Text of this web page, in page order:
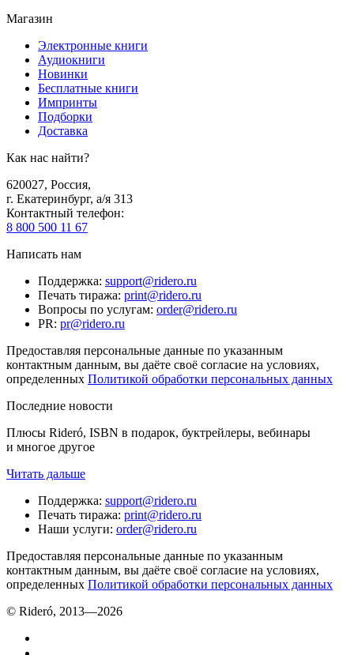
Магазин
Электронные книги
Аудиокниги
Новинки
Бесплатные книги
Импринты
Подборки
Доставка
Как нас найти?
620027, Россия,
г. Екатеринбург, а/я 313
Контактный телефон:
8 800 500 11 67
Написать нам
Поддержка: support@ridero.ru
Печать тиража: print@ridero.ru
Вопросы по услугам: order@ridero.ru
PR: pr@ridero.ru
Предоставляя персональные данные по указанным
контактным данным, вы даёте своё согласие на условиях,
определенных Политикой обработки персональных данных
Последние новости
Плюсы Rideró, ISBN в подарок, буктрейлеры, вебинары
и многое другое
Читать дальше
Поддержка: support@ridero.ru
Печать тиража: print@ridero.ru
Наши услуги: order@ridero.ru
Предоставляя персональные данные по указанным
контактным данным, вы даёте своё согласие на условиях,
определенных Политикой обработки персональных данных
© Rideró, 2013—2026